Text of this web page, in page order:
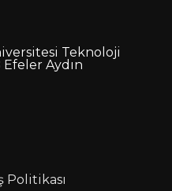
Teknoloji
Aydın
Politikası